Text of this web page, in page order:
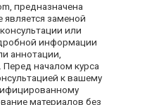
предназначена
является заменой
или
информации
аннотации,
началом курса
к вашему
материалов без